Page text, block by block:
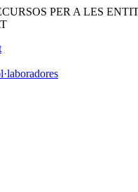
PER A LES